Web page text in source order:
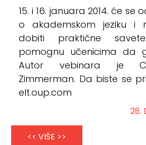
15. i 16. januara 2014. će se
o akademskom jeziku i
dobiti praktične
pomognu učenicima da
Autor vebinara je
Zimmerman. Da biste se
elt.oup.com
28.
<< VIŠE >>